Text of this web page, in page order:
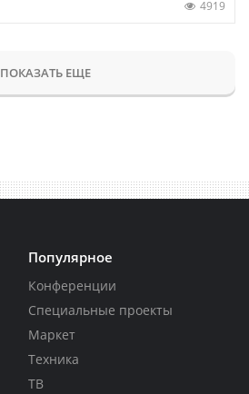
4919
ПОКАЗАТЬ ЕЩЕ
Популярное
Конференции
Специальные проекты
Маркет
Техника
ТВ